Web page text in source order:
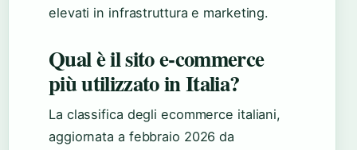
elevati in infrastruttura e marketing.
Qual è il sito e-commerce
più utilizzato in Italia?
La classifica degli ecommerce italiani,
aggiornata a febbraio 2026 da